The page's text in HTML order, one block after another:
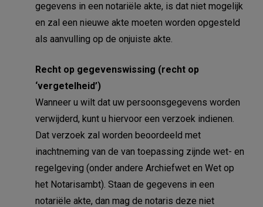
gegevens in een notariële akte, is dat niet mogelijk
en zal een nieuwe akte moeten worden opgesteld
als aanvulling op de onjuiste akte.
Recht op gegevenswissing (recht op
‘vergetelheid’)
Wanneer u wilt dat uw persoonsgegevens worden
verwijderd, kunt u hiervoor een verzoek indienen.
Dat verzoek zal worden beoordeeld met
inachtneming van de van toepassing zijnde wet- en
regelgeving (onder andere Archiefwet en Wet op
het Notarisambt). Staan de gegevens in een
notariële akte, dan mag de notaris deze niet